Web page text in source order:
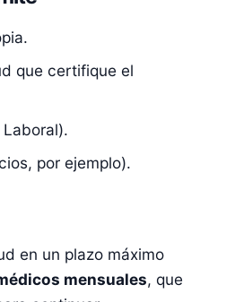
que certifique el
por ejemplo).
en un plazo máximo
mensuales, que